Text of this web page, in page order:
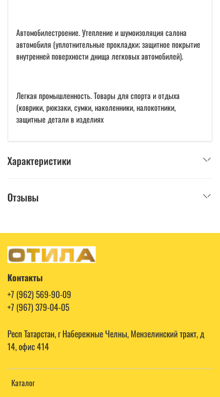
Автомобилестроение. Утепление и шумоизоляция салона
автомобиля (уплотнительные прокладки; защитное покрытие
внутренней поверхности днища легковых автомобилей).
Легкая промышленность. Товары для спорта и отдыха
(коврики, рюкзаки, сумки, наколенники, налокотники,
защитные детали в изделиях
Характеристики
Отзывы
Каталог
Контакты
+7 (962) 569-90-09
+7 (967) 379-04-05
Респ Татарстан, г Набережные Челны, Мензелинский тракт, д
14, офис 414